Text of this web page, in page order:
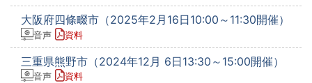
大阪府四條畷市（2025年2月16日10:00～11:30開催）
音声 資料
三重県熊野市（2024年12月 6日13:30～15:00開催）
音声 資料